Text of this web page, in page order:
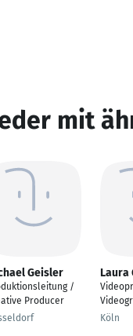
mit
Geisler
/
Producer
Laura
Köln